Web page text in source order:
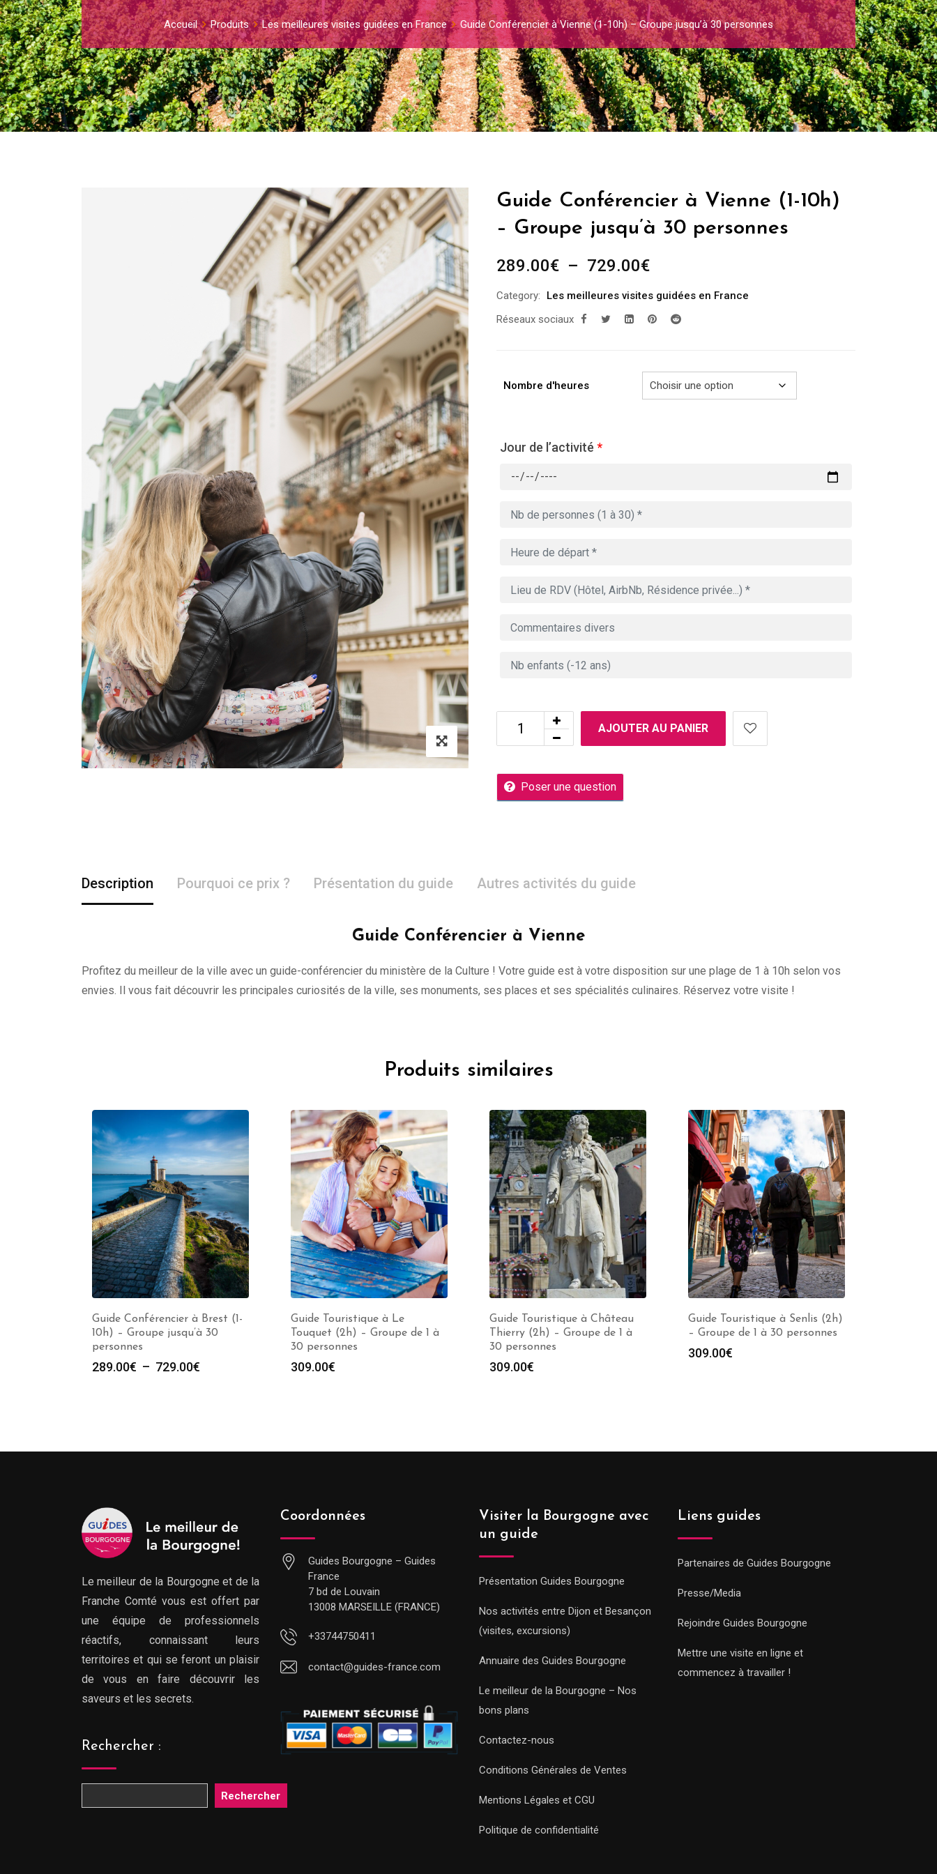
Accueil Produits Les meilleures visites guidées en France Guide Conférencier à Vienne (1-10h) – Groupe jusqu’à 30 personnes
Guide Conférencier à Vienne (1-10h)
– Groupe jusqu’à 30 personnes
289.00€ – 729.00€Plage
prix :
289.00€
Category:
Les meilleures visites guidées en France
Réseaux sociaux
Nombre d'heures
Jour de l’activité *
AJOUTER AU PANIER
Poser une question
Description Pourquoi ce prix ? Présentation du guide Autres activités du guide
Guide Conférencier à Vienne
Profitez du meilleur de la ville avec un guide-conférencier du ministère de la Culture ! Votre guide est à votre disposition sur une plage de 1 à 10h selon vos
envies. Il vous fait découvrir les principales curiosités de la ville, ses monuments, ses places et ses spécialités culinaires. Réservez votre visite !
Produits similaires
Guide Conférencier à Brest (1-
10h) – Groupe jusqu’à 30
personnes
289.00€ – 729.00€
Guide Touristique à Le
Touquet (2h) – Groupe de 1 à
30 personnes
309.00€
Guide Touristique à Château
Thierry (2h) – Groupe de 1 à
30 personnes
309.00€
Guide Touristique à Senlis (2h)
– Groupe de 1 à 30 personnes
309.00€
Le meilleur de la Bourgogne et de la
Franche Comté vous est offert par
une équipe de professionnels
réactifs, connaissant leurs
territoires et qui se feront un plaisir
de vous en faire découvrir les
saveurs et les secrets.
Rechercher :
Rechercher
Coordonnées
Guides Bourgogne – Guides
France
7 bd de Louvain
13008 MARSEILLE (FRANCE)
+33744750411
contact@guides-france.com
Visiter la Bourgogne avec
un guide
Présentation Guides Bourgogne
Nos activités entre Dijon et Besançon
(visites, excursions)
Annuaire des Guides Bourgogne
Le meilleur de la Bourgogne – Nos
bons plans
Contactez-nous
Conditions Générales de Ventes
Mentions Légales et CGU
Politique de confidentialité
Liens guides
Partenaires de Guides Bourgogne
Presse/Media
Rejoindre Guides Bourgogne
Mettre une visite en ligne et
commencez à travailler !